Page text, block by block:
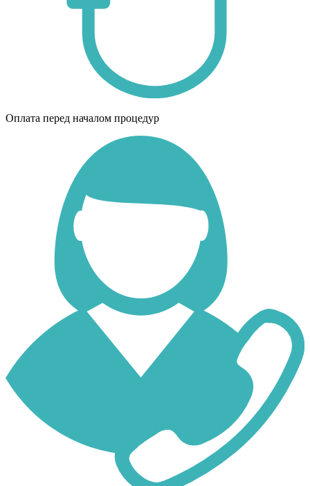
Оплата перед началом процедур